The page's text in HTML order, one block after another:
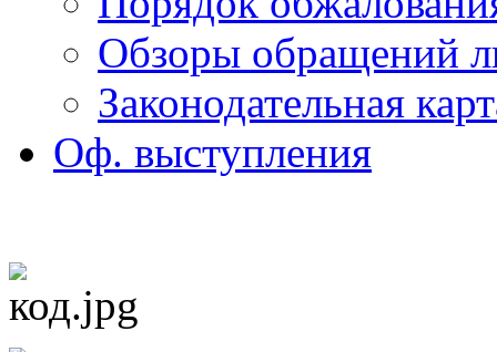
Обзоры обращений
Законодательная
Оф. выступления